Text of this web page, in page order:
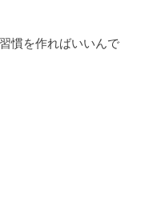
慣を作ればいいんで